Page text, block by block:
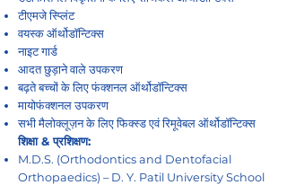
टीएमजे स्प्लिंट
वयस्क ऑर्थोडॉन्टिक्स
नाइट गार्ड
आदत छुड़ाने वाले उपकरण
बढ़ते बच्चों के लिए फंक्शनल ऑर्थोडॉन्टिक्स
मायोफंक्शनल उपकरण
सभी मैलोक्लूज़न के लिए फिक्स्ड एवं रिमूवेबल ऑर्थोडॉन्टिक्स
शिक्षा & प्रशिक्षण:
M.D.S. (Orthodontics and Dentofacial
Orthopaedics) – D. Y. Patil University School